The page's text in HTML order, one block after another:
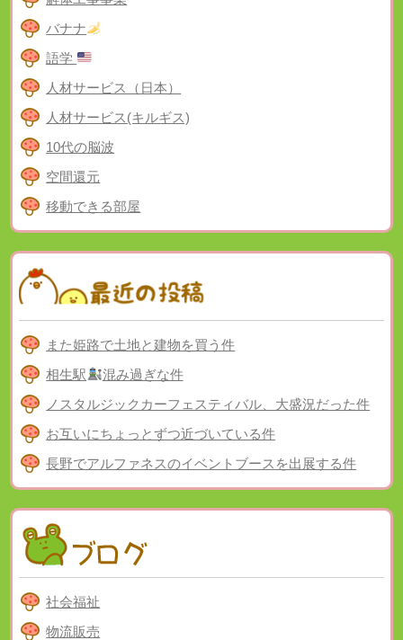
バナナ
語学
人材サービス（日本）
人材サービス(キルギス)
10代の脳波
空間還元
移動できる部屋
また姫路で土地と建物を買う件
相生駅
混み過ぎな件
ノスタルジックカーフェスティバル、大盛況だった件
お互いにちょっとずつ近づいている件
長野でアルファネスのイベントブースを出展する件
社会福祉
物流販売